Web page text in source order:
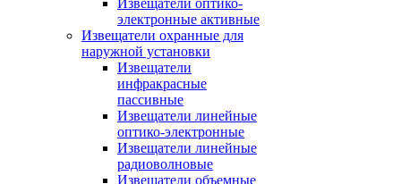
Извещатели оптико-
электронные активные
Извещатели охранные для
наружной установки
Извещатели
инфракрасные
пассивные
Извещатели линейные
оптико-электронные
Извещатели линейные
радиоволновые
Извещатели объемные